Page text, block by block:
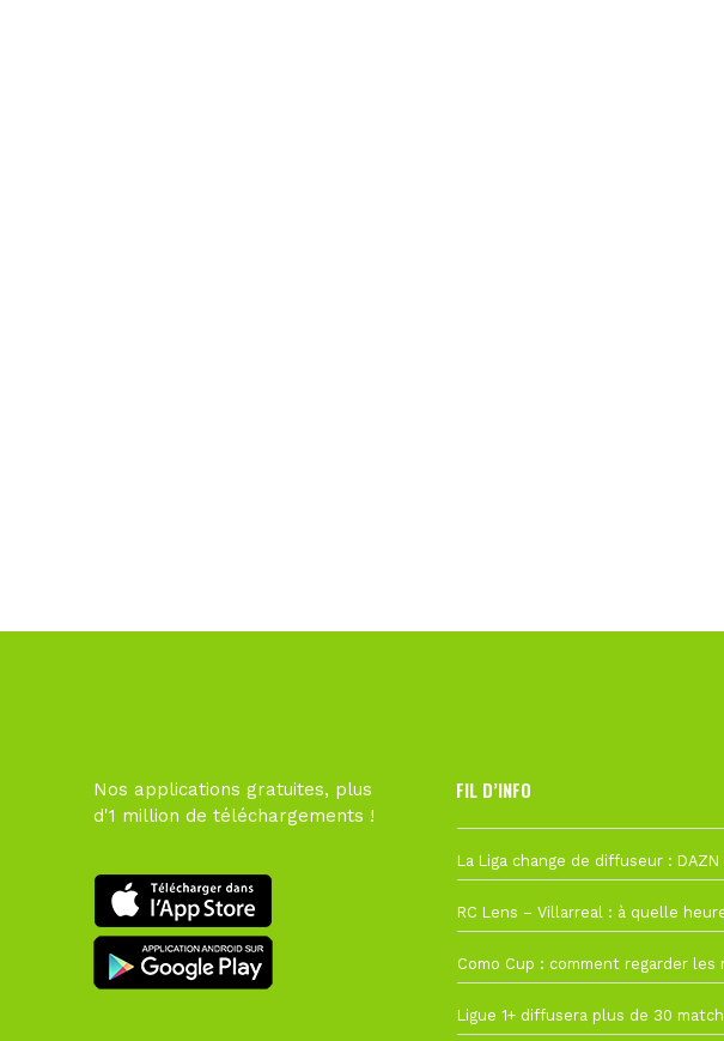
Nos applications gratuites, plus
d'1 million de téléchargements !
FIL D’INFO